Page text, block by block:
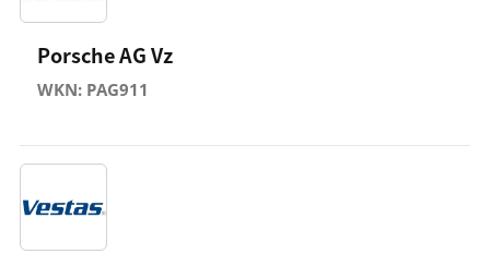
Porsche AG Vz
WKN: PAG911